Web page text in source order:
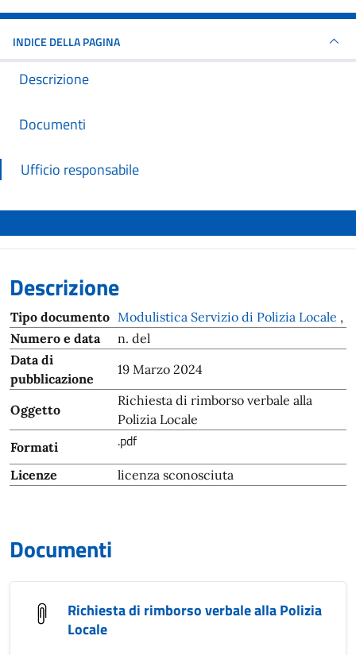
INDICE DELLA PAGINA
Descrizione
Documenti
Ufficio responsabile
Descrizione
Tipo documento Modulistica Servizio di Polizia Locale ,
Numero e data
n. del
Data di
pubblicazione
19 Marzo 2024
Oggetto
Richiesta di rimborso verbale alla
Polizia Locale
Formati
.pdf
Licenze licenza sconosciuta
Documenti
Richiesta di rimborso verbale alla Polizia
Locale